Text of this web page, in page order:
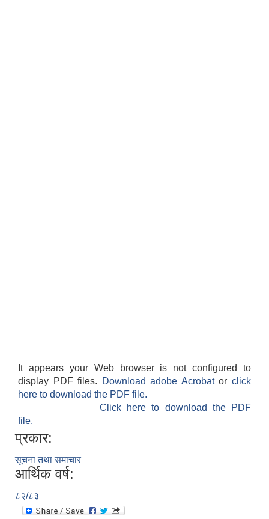
It appears your Web browser is not configured to
display PDF files.
Download adobe Acrobatorclick
here to download the PDF file.
Click here to download the PDF
file.
प्रकार:
सूचना तथा समाचार
आर्थिक वर्ष:
८२/८३